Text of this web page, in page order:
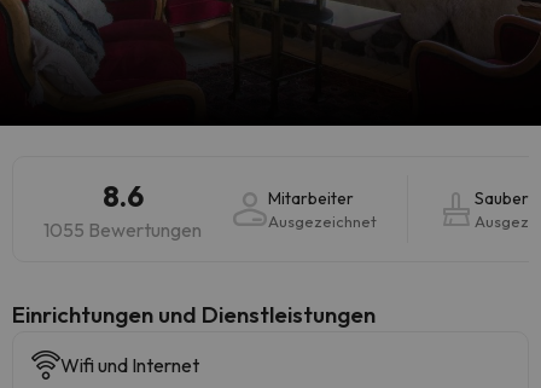
8.6
1055 Bewertungen
Mitarbeiter
Ausgezeichnet
​Einrichtungen und Dienstleistungen
Wifi und Internet